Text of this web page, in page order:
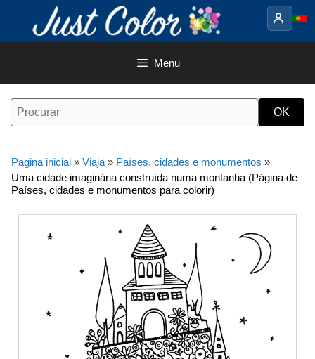
o
Menu
Pagina inicial » Viaja » Países, cidades e monumentos »
Uma cidade imaginária construída numa montanha (Página de
Países, cidades e monumentos para colorir)